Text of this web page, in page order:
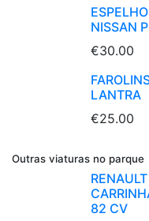
NISSAN
€30.00
LANTRA
€25.00
Outras viaturas no parque
82 CV